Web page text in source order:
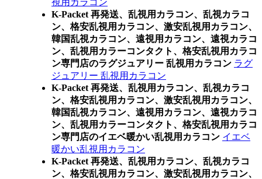
視用カラコン
K-Packet 再発送、乱視用カラコン、乱視カラコ
ン、格安乱視用カラコン、激安乱視用カラコン、
韓国乱視カラコン、遠視用カラコン、遠視カラコ
ン、乱視用カラーコンタクト、格安乱視用カラコ
ン専門店のラグジュアリー 乱視用カラコン ラグ
ジュアリー 乱視用カラコン
K-Packet 再発送、乱視用カラコン、乱視カラコ
ン、格安乱視用カラコン、激安乱視用カラコン、
韓国乱視カラコン、遠視用カラコン、遠視カラコ
ン、乱視用カラーコンタクト、格安乱視用カラコ
ン専門店のイエベ暖かい乱視用カラコン イエベ
暖かい乱視用カラコン
K-Packet 再発送、乱視用カラコン、乱視カラコ
ン、格安乱視用カラコン、激安乱視用カラコン、